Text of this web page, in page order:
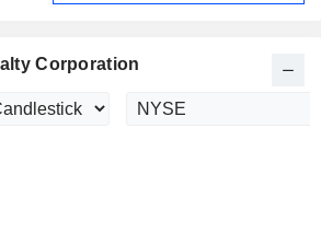
Corporation